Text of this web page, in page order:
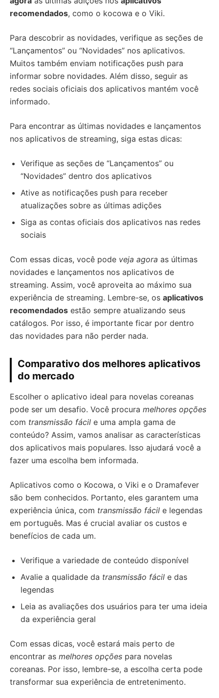
recomendados, como o kocowa e o Viki.
Para descobrir as novidades, verifique as seções de
“Lançamentos” ou “Novidades” nos aplicativos.
Muitos também enviam notificações push para
informar sobre novidades. Além disso, seguir as
redes sociais oficiais dos aplicativos mantém você
informado.
Para encontrar as últimas novidades e lançamentos
nos aplicativos de streaming, siga estas dicas:
Verifique as seções de “Lançamentos” ou
“Novidades” dentro dos aplicativos
Ative as notificações push para receber
atualizações sobre as últimas adições
Siga as contas oficiais dos aplicativos nas redes
sociais
Com essas dicas, você pode veja agora as últimas
novidades e lançamentos nos aplicativos de
streaming. Assim, você aproveita ao máximo sua
experiência de streaming. Lembre-se, os aplicativos
recomendados estão sempre atualizando seus
catálogos. Por isso, é importante ficar por dentro
das novidades para não perder nada.
Comparativo dos melhores aplicativos
do mercado
Escolher o aplicativo ideal para novelas coreanas
pode ser um desafio. Você procura melhores opções
com transmissão fácil e uma ampla gama de
conteúdo? Assim, vamos analisar as características
dos aplicativos mais populares. Isso ajudará você a
fazer uma escolha bem informada.
Aplicativos como o Kocowa, o Viki e o Dramafever
são bem conhecidos. Portanto, eles garantem uma
experiência única, com transmissão fácil e legendas
em português. Mas é crucial avaliar os custos e
benefícios de cada um.
Verifique a variedade de conteúdo disponível
Avalie a qualidade da transmissão fácil e das
legendas
Leia as avaliações dos usuários para ter uma ideia
da experiência geral
Com essas dicas, você estará mais perto de
encontrar as melhores opções para novelas
coreanas. Por isso, lembre-se, a escolha certa pode
transformar sua experiência de entretenimento.